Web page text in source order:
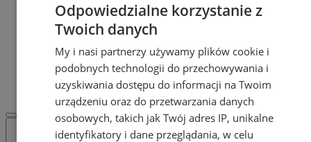
Dodaj ogłoszenie
POLECAMY
Protocol IT
Pracuj.pl - praca w Żorach
REKLAMA
WSPÓŁPRACA
Odpowiedzialne korzystanie z
Twoich danych
My i nasi partnerzy używamy plików cookie i
podobnych technologii do przechowywania i
uzyskiwania dostępu do informacji na Twoim
urządzeniu oraz do przetwarzania danych
osobowych, takich jak Twój adres IP, unikalne
identyfikatory i dane przeglądania, w celu